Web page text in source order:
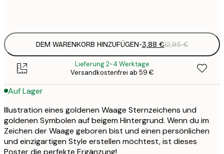
DEM WARENKORB HINZUFÜGEN-3,88 €12,95 €
Lieferung 2-4 Werktage
Versandkostenfrei ab 59 €
Auf Lager
Illustration eines goldenen Waage Sternzeichens und
goldenen Symbolen auf beigem Hintergrund. Wenn du im
Zeichen der Waage geboren bist und einen persönlichen
und einzigartigen Style erstellen möchtest, ist dieses
Poster die perfekte Ergänzung!